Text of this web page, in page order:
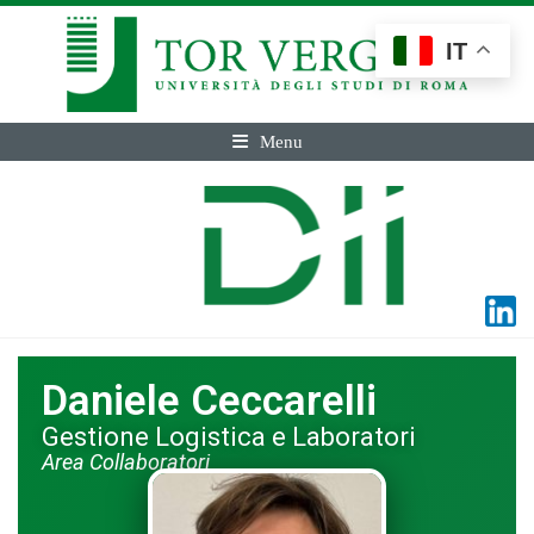
Menu
Daniele Ceccarelli
Gestione Logistica e Laboratori
Area Collaboratori
IT